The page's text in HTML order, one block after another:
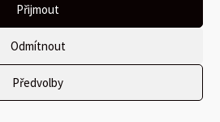
Přijmout
Odmítnout
Předvolby
věku MU